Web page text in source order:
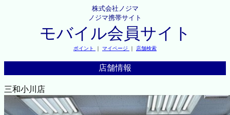
株式会社ノジマ
ノジマ携帯サイト
モバイル会員サイト
ポイント ｜ マイページ ｜ 店舗検索
店舗情報
三和小川店